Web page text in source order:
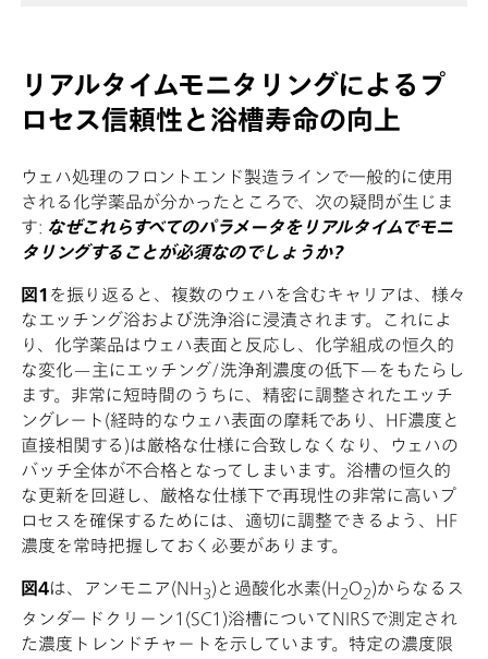
リアルタイムモニタリングによるプ
ロセス信頼性と浴槽寿命の向上
ウェハ処理のフロントエンド製造ラインで一般的に使用
される化学薬品が分かったところで、次の疑問が生じま
す: なぜこれらすべてのパラメータをリアルタイムでモニ
タリングすることが必須なのでしょうか?
図1 を振り返ると、複数のウェハを含むキャリアは、様々
なエッチング浴および洗浄浴に浸漬されます。これによ
り、化学薬品はウェハ表面と反応し、化学組成の恒久的
な変化—主にエッチング/洗浄剤濃度の低下—をもたらし
ます。非常に短時間のうちに、精密に調整されたエッチ
ングレート(経時的なウェハ表面の摩耗であり、HF濃度と
直接相関する)は厳格な仕様に合致しなくなり、ウェハの
バッチ全体が不合格となってしまいます。浴槽の恒久的
な更新を回避し、厳格な仕様下で再現性の非常に高いプ
ロセスを確保するためには、適切に調整できるよう、HF
濃度を常時把握しておく必要があります。
図4は、アンモニア(NH 3)と過酸化水素(H 2O2)からなるス
タンダードクリーン1(SC1)浴槽についてNIRSで測定され
た濃度トレンドチャートを示しています。特定の濃度限